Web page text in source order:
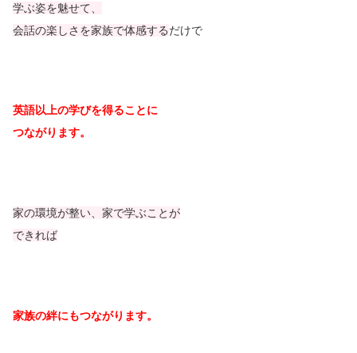
学ぶ姿を魅せて、
会話の楽しさを家族で体感するだけで
英語以上の学びを得ることに
つながります。
家の環境が整い、家で学ぶことが
できれば
家族の絆にもつながります。